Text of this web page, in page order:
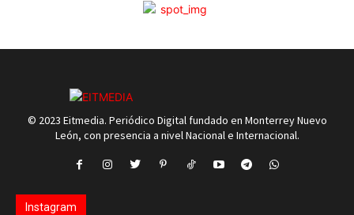
© 2023 Eitmedia. Periódico Digital fundado en Monterrey Nuevo
León, con presencia a nivel Nacional e Internacional.
Instagram